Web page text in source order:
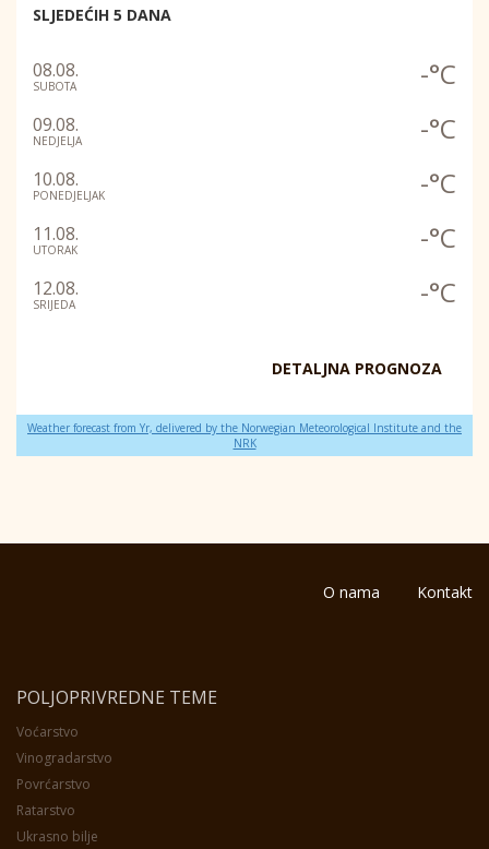
SLJEDEĆIH 5 DANA
08.08.
SUBOTA -°C
09.08.
NEDJELJA -°C
10.08.
PONEDJELJAK -°C
11.08.
UTORAK -°C
12.08.
SRIJEDA -°C
DETALJNA PROGNOZA
Weather forecast from Yr, delivered by the Norwegian Meteorological Institute and the
NRK
O nama Kontakt
POLJOPRIVREDNE TEME
Voćarstvo
Vinogradarstvo
Povrćarstvo
Ratarstvo
Ukrasno bilje